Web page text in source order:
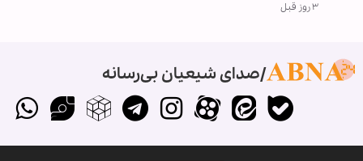
۳ روز قبل
صدای شیعیان بی‌رسانه